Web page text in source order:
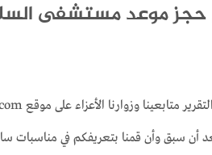
موعد مستشفى
بعد أن سبق وأن قمنا بتعريفكم في مناسبات